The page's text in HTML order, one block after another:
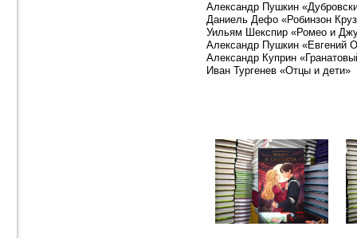
Александр Пушкин
Даниель Дефо «Робинзон
Уильям Шекспир «Ромео и
Александр Пушкин «Евгений
Александр Куприн
Иван Тургенев «Отцы и дети»